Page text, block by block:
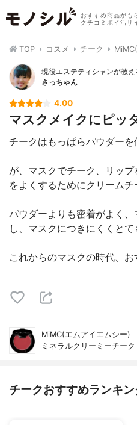
おすすめ商品がも
クチコミポイ活サ
TOP コスメ チーク
現役エステティシャンが教
さっちゃん
4.00
マスクメイクにピッ
チークはもっぱらパウダーを
が、マスクでチーク、リッ
をよくするためにクリームチ
パウダーよりも密着がよく
し、マスクにつきにくくとて
これからのマスクの時代、
MiMC(エムアイエムシー)
ミネラルクリーミーチーク
チークおすすめランキ